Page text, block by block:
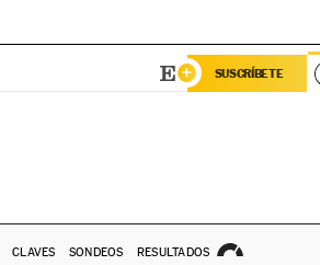
SUSCRÍBETE
CLAVES SONDEOS RESULTADOS